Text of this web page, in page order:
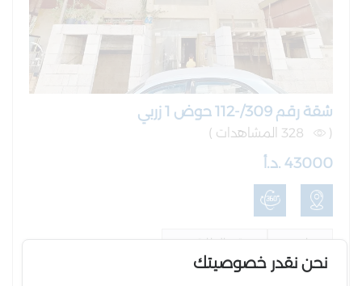
شقة رقم 309/-112 حوض 1 زربي
(
43000 .د.أ
ياجوز رقم الطابق -1
نحن نقدر خصوصيتك